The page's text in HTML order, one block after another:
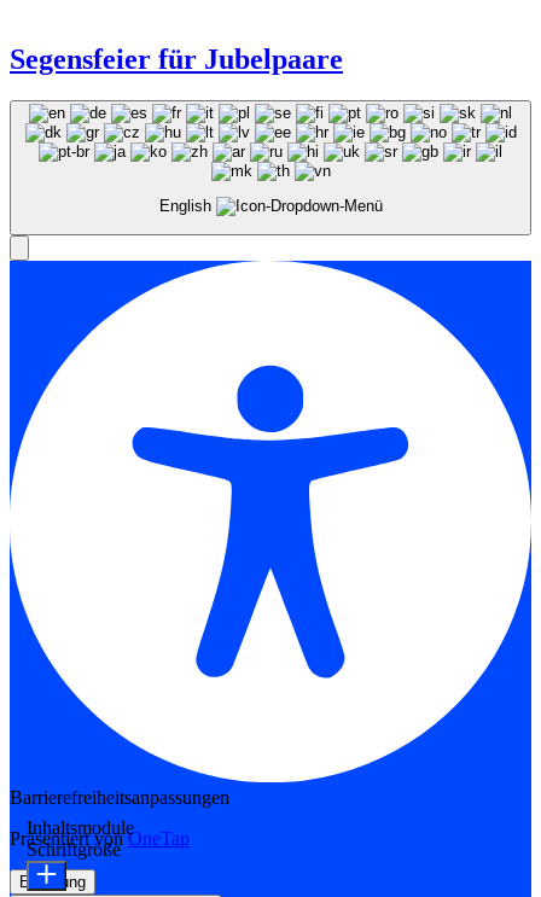
Segensfeier für Jubelpaare
English
Barrierefreiheitsanpassungen
Präsentiert vonOneTap
Erklärung
Inhaltsmodule
Schriftgröße